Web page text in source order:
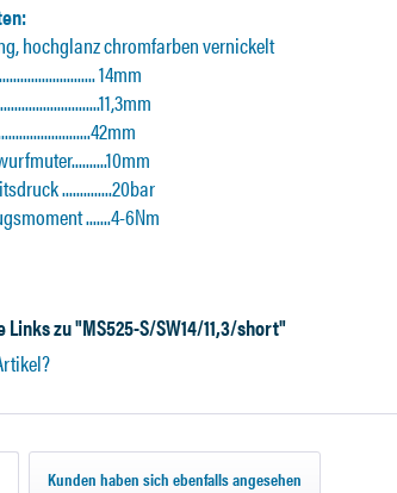
hochglanz chromfarben vernickelt
14mm
..............20bar
.......4-6Nm
zu "MS525-S/SW14/11,3/short"
Kunden haben sich ebenfalls angesehen